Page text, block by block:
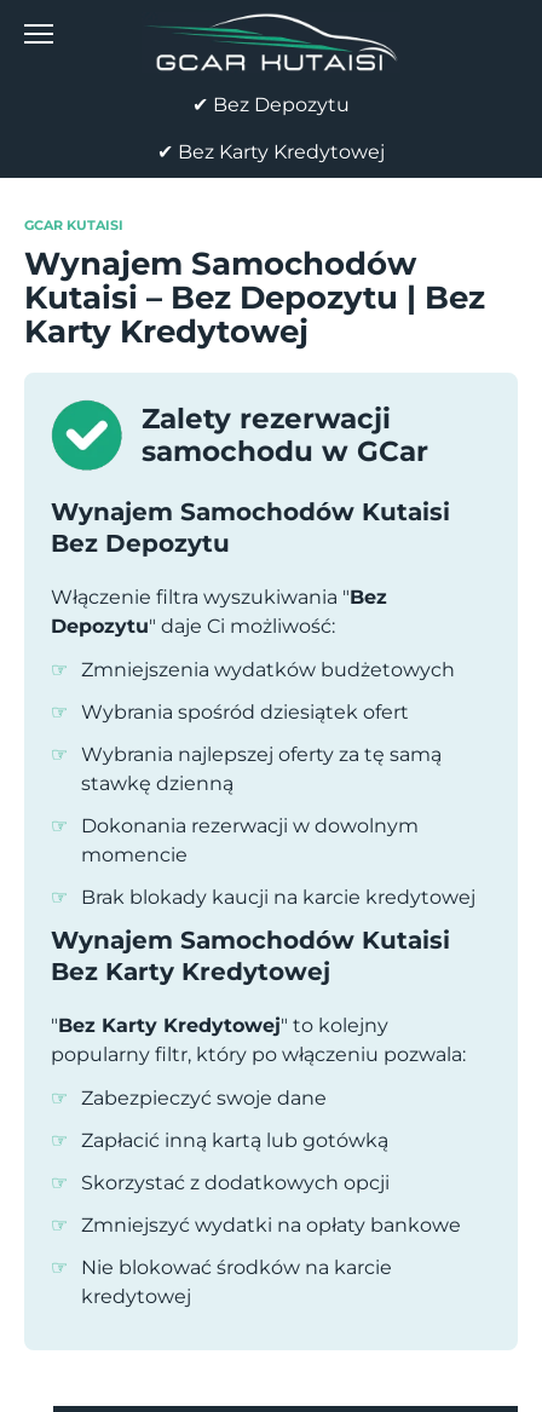
✔ Bez Depozytu
✔ Bez Karty Kredytowej
GCAR KUTAISI
Wynajem Samochodów
Kutaisi – Bez Depozytu | Bez
Karty Kredytowej
Zalety rezerwacji
samochodu w GCar
Wynajem Samochodów Kutaisi
Bez Depozytu
Włączenie filtra wyszukiwania "Bez
Depozytu" daje Ci możliwość:
Zmniejszenia wydatków budżetowych
Wybrania spośród dziesiątek ofert
Wybrania najlepszej oferty za tę samą
stawkę dzienną
Dokonania rezerwacji w dowolnym
momencie
Brak blokady kaucji na karcie kredytowej
Wynajem Samochodów Kutaisi
Bez Karty Kredytowej
"Bez Karty Kredytowej" to kolejny
popularny filtr, który po włączeniu pozwala:
Zabezpieczyć swoje dane
Zapłacić inną kartą lub gotówką
Skorzystać z dodatkowych opcji
Zmniejszyć wydatki na opłaty bankowe
Nie blokować środków na karcie
kredytowej